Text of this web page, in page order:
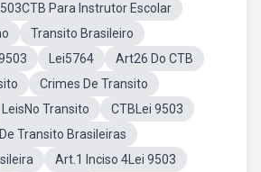
Para Instrutor Escolar
Transito Brasileiro
Lei5764
Art26 Do CTB
Crimes De Transito
LeisNo Transito
CTBLei 9503
Transito Brasileiras
Art.1 Inciso 4Lei 9503